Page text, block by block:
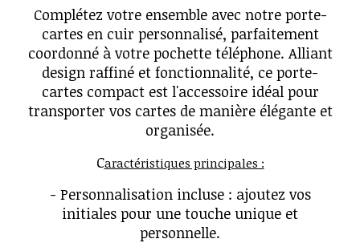
Complétez votre ensemble avec notre porte-
cartes en cuir personnalisé, parfaitement
coordonné à votre pochette téléphone. Alliant
design raffiné et fonctionnalité, ce porte-
cartes compact est l'accessoire idéal pour
transporter vos cartes de manière élégante et
organisée.
Caractéristiques principales :
- Personnalisation incluse : ajoutez vos
initiales pour une touche unique et
personnelle.